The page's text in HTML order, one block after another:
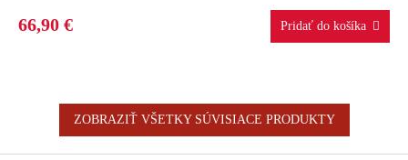
66,90 €
ZOBRAZIŤ VŠETKY SÚVISIACE PRODUKTY